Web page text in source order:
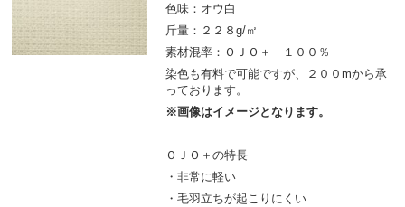
色味：オウ白
斤量：２２８g/㎡
素材混率：ＯＪＯ＋ １００％
染色も有料で可能ですが、２００mから承
っております。
※画像はイメージとなります。
ＯＪＯ＋の特長
・非常に軽い
・毛羽立ちが起こりにくい